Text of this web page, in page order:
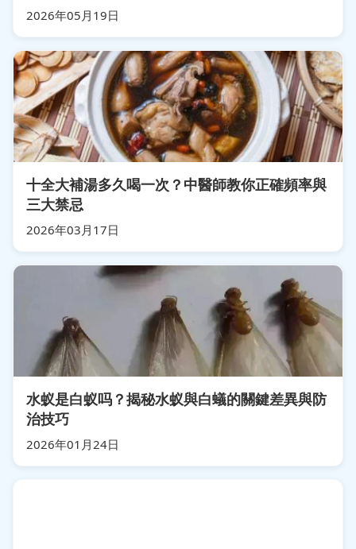
2026年05月19日
十全大補湯多久喝一次？中醫師教你正確頻率與
三大禁忌
2026年03月17日
水蚁是白蚁吗？揭秘水蚁與白蟻的關鍵差異與防
治技巧
2026年01月24日